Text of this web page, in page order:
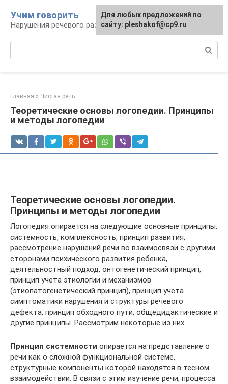
контенту
Учим говорить
Нарушения речевого развития
Главная » Чистая речь
Теоретические основы логопедии. Принципы
и методы логопедии
Теоретические основы логопедии.
Принципы и методы логопедии
Логопедия опирается на следующие основные принципы:
системность, комплексность, принцип развития,
рассмотрение нарушений речи во взаимосвязи с другими
сторонами психического развития ребенка,
деятельностный подход, онтогенетический принцип,
принцип учета этиологии и механизмов
(этиопатогенетический принцип), принцип учета
симптоматики нарушения и структуры речевого
дефекта, принцип обходного пути, общедидактические и
другие принципы. Рассмотрим некоторые из них.
Принцип системности опирается на представление о
речи как о сложной функциональной системе,
структурные компоненты которой находятся в тесном
взаимодействии. В связи с этим изучение речи, процесса
Для любых предложений по
сайту: pleshakof@cp9.ru